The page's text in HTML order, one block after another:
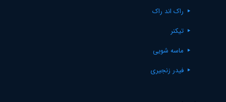
راک اند راک
تیکنر
ماسه شویی
فیدر زنجیری